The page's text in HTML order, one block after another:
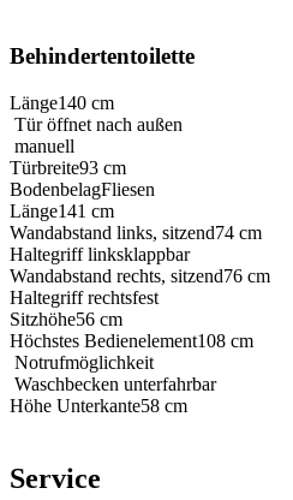
Behindertentoilette
Länge140 cm
Tür öffnet nach außen
manuell
Türbreite93 cm
BodenbelagFliesen
Länge141 cm
Wandabstand links, sitzend74 cm
Haltegriff linksklappbar
Wandabstand rechts, sitzend76 cm
Haltegriff rechtsfest
Sitzhöhe56 cm
Höchstes Bedienelement108 cm
Notrufmöglichkeit
Waschbecken unterfahrbar
Höhe Unterkante58 cm
Service